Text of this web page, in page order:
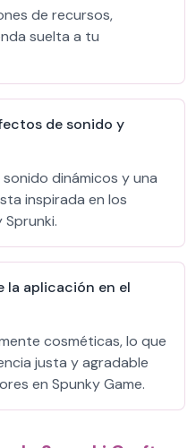
de recursos,
suelta a tu
de sonido y
dinámicos y una
inspirada en los
la aplicación en el
cosméticas, lo que
justa y agradable
en Spunky Game.